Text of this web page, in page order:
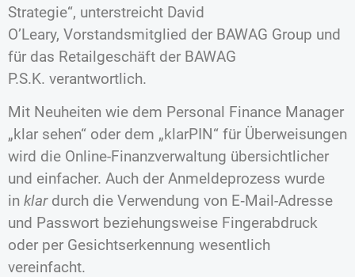
Strategie“, unterstreicht David
O’Leary, Vorstandsmitglied der BAWAG Group und
für das Retailgeschäft der BAWAG
P.S.K. verantwortlich.
Mit Neuheiten wie dem Personal Finance Manager
„klar sehen“ oder dem „klarPIN“ für Überweisungen
wird die Online-Finanzverwaltung übersichtlicher
und einfacher. Auch der Anmeldeprozess wurde
in klardurch die Verwendung von E‑Mail-Adresse
und Passwort beziehungsweise Fingerabdruck
oder per Gesichtserkennung wesentlich
vereinfacht.